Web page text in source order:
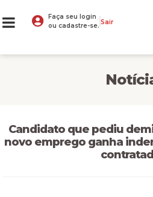
Faça seu login
ou cadastre-se. Sair
Candidato que pediu
novo emprego ganha